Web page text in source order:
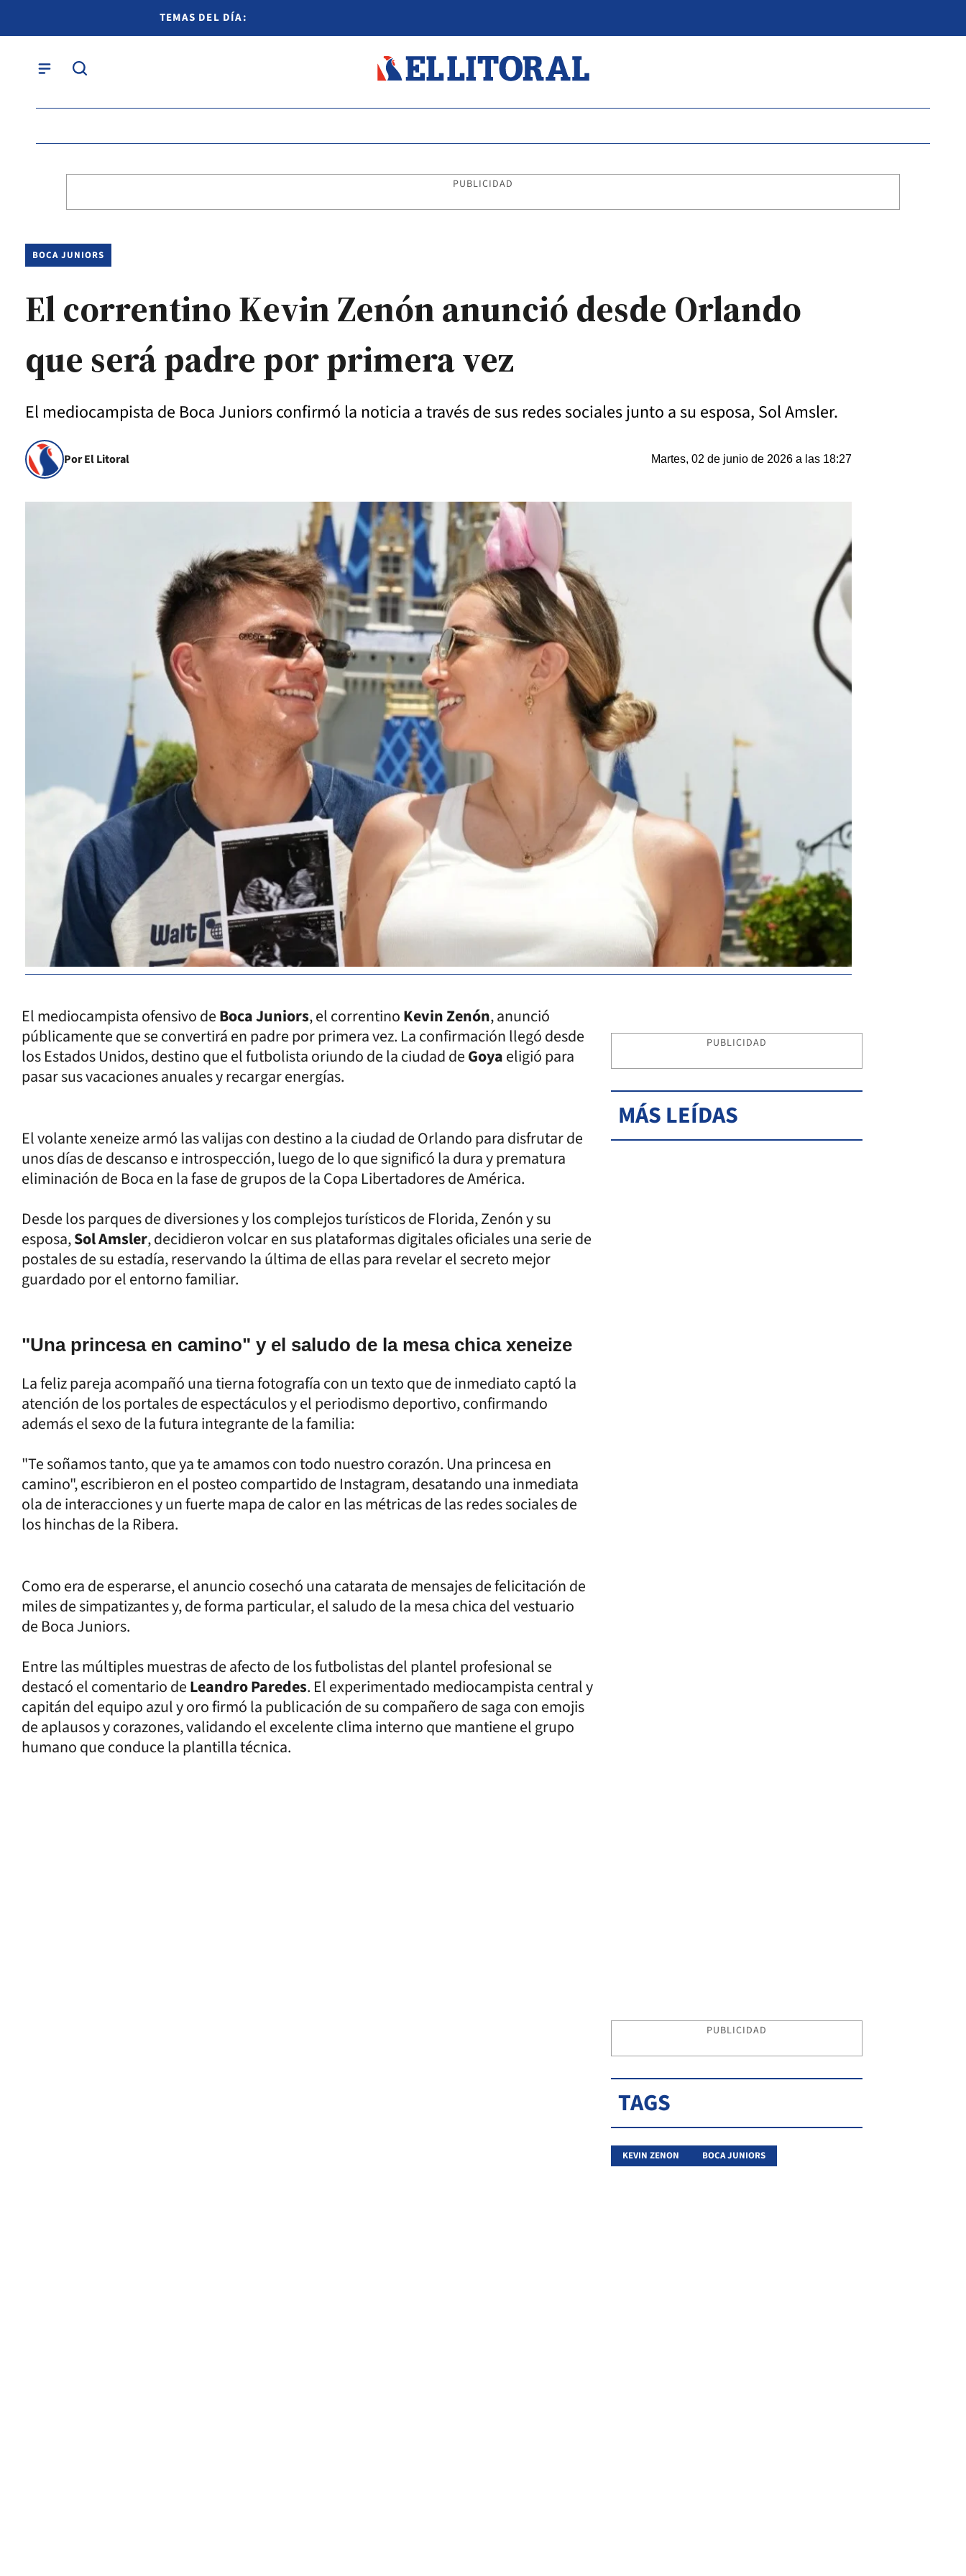
TEMAS DEL DÍA:
PUBLICIDAD
BOCA JUNIORS
El correntino Kevin Zenón anunció desde Orlando
que será padre por primera vez
El mediocampista de Boca Juniors confirmó la noticia a través de sus redes sociales junto a su esposa, Sol Amsler.
Por El Litoral Martes, 02 de junio de 2026 a las 18:27
El mediocampista ofensivo deBoca Juniors, el correntinoKevin Zenón, anunció
públicamente que se convertirá en padre por primera vez. La confirmación llegó desde
los Estados Unidos, destino que el futbolista oriundo de la ciudad deGoyaeligió para
pasar sus vacaciones anuales y recargar energías.
El volante xeneize armó las valijas con destino a la ciudad de Orlando para disfrutar de
unos días de descanso e introspección, luego de lo que significó la dura y prematura
eliminación de Boca en la fase de grupos de la Copa Libertadores de América.
Desde los parques de diversiones y los complejos turísticos de Florida, Zenón y su
esposa,Sol Amsler, decidieron volcar en sus plataformas digitales oficiales una serie de
postales de su estadía, reservando la última de ellas para revelar el secreto mejor
guardado por el entorno familiar.
"Una princesa en camino" y el saludo de la mesa chica xeneize
La feliz pareja acompañó una tierna fotografía con un texto que de inmediato captó la
atención de los portales de espectáculos y el periodismo deportivo, confirmando
además el sexo de la futura integrante de la familia:
"Te soñamos tanto, que ya te amamos con todo nuestro corazón. Una princesa en
camino", escribieron en el posteo compartido de Instagram, desatando una inmediata
ola de interacciones y un fuerte mapa de calor en las métricas de las redes sociales de
los hinchas de la Ribera.
Como era de esperarse, el anuncio cosechó una catarata de mensajes de felicitación de
miles de simpatizantes y, de forma particular, el saludo de la mesa chica del vestuario
de Boca Juniors.
Entre las múltiples muestras de afecto de los futbolistas del plantel profesional se
destacó el comentario deLeandro Paredes. El experimentado mediocampista central y
capitán del equipo azul y oro firmó la publicación de su compañero de saga con emojis
de aplausos y corazones, validando el excelente clima interno que mantiene el grupo
humano que conduce la plantilla técnica.
PUBLICIDAD
MÁS LEÍDAS
PUBLICIDAD
TAGS
KEVIN ZENON BOCA JUNIORS